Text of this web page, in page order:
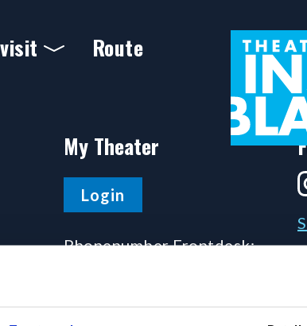
Route
My Theater
Login
Phonenumber Frontdesk: